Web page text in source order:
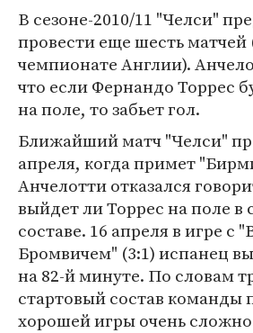
В сезоне-2010/11 "Челси"
провести еще шесть матчей
чемпионате Англии).
что если Фернандо Торрес
на поле, то забьет гол.
Ближайший матч "Челси"
апреля, когда примет
Анчелотти отказался
выйдет ли Торрес на поле в
составе. 16 апреля в игре с
Бромвичем" (3:1) испанец
на 82-й минуте. По словам
стартовый состав команды
хорошей игры очень